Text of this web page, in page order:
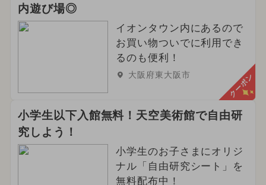
内遊び場◎
イオンタウン内にあるので
お買い物ついでに利用でき
るのも便利！
大阪府東大阪市 クーポン
小学生以下入館無料！天空美術館で自由研
究しよう！
小学生のお子さまにオリジ
ナル「自由研究シート」を
無料配布中！